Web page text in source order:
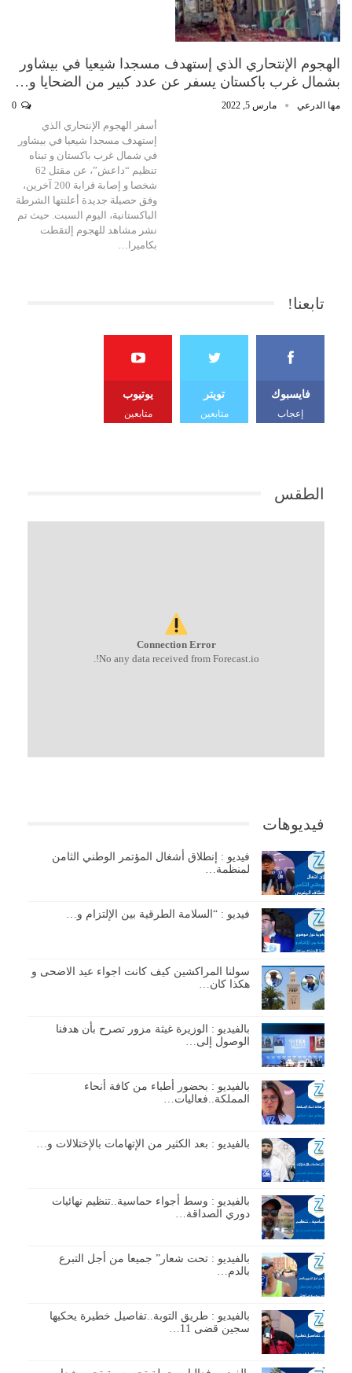
الهجوم الإنتحاري الذي إستهدف مسجدا شيعيا في بيشاور
بشمال غرب باكستان يسفر عن عدد كبير من الضحايا و…
مها الدرعي مارس 5, 2022
أسفر الهجوم الإنتحاري الذي
إستهدف مسجدا شيعيا في بيشاور
في شمال غرب باكستان و تبناه
تنظيم “داعش”، عن مقتل 62
شخصا و إصابة قرابة 200 آخرين،
وفق حصيلة جديدة أعلنتها الشرطة
الباكستانية، اليوم السبت. حيث تم
نشر مشاهد للهجوم إلتقطت
بكاميرا…
تابعنا!
فايسبوك
إعجاب
تويتر
متابعين
يوتيوب
متابعين
الطقس
Connection Error
No any data received from Forecast.io!.
فيديوهات
فيديو : إنطلاق أشغال المؤتمر الوطني الثامن
لمنظمة…
فيديو : “السلامة الطرقية بين الإلتزام و…
سولنا المراكشين كيف كانت اجواء عيد الاضحى و
هكذا كان…
بالفيديو : الوزيرة غيثة مزور تصرح بأن هدفنا
الوصول إلى…
بالفيديو : بحضور أطباء من كافة أنحاء
المملكة..فعاليات…
بالفيديو : بعد الكثير من الإتهامات بالإختلالات و…
بالفيديو : وسط أجواء حماسية..تنظيم نهائيات
دوري الصداقة…
بالفيديو : تحت شعار” جميعا من أجل التبرع
بالدم…
بالفيديو : طريق التوبة..تفاصيل خطيرة يحكيها
سجين قضى 11…